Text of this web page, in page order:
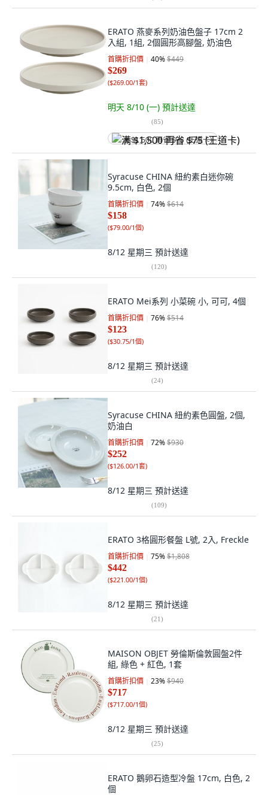
ERATO 燕麥系列奶油色盤子 17cm 2
入組, 1組, 2個圓形高腳盤, 奶油色
首購折扣價 40%$449
$269
($269.00/1套)
明天 8/10 (一) 預計送達
(85)
满 $1,500 再省 $75 (王道卡)
Syracuse CHINA 紐約素白迷你碗
9.5cm, 白色, 2個
首購折扣價 74%$614
$158
($79.00/1個)
8/12 星期三 預計送達
(120)
ERATO Mei系列 小菜碗 小, 可可, 4個
首購折扣價 76%$514
$123
($30.75/1個)
8/12 星期三 預計送達
(24)
Syracuse CHINA 紐約素色圓盤, 2個,
奶油白
首購折扣價 72%$930
$252
($126.00/1套)
8/12 星期三 預計送達
(109)
ERATO 3格圓形餐盤 L號, 2入, Freckle
首購折扣價 75%$1,808
$442
($221.00/1個)
8/12 星期三 預計送達
(21)
MAISON OBJET 勞倫斯倫敦圓盤2件
組, 綠色 + 紅色, 1套
首購折扣價 23%$940
$717
($717.00/1個)
8/12 星期三 預計送達
(25)
ERATO 鵝卵石造型冷盤 17cm, 白色, 2
個